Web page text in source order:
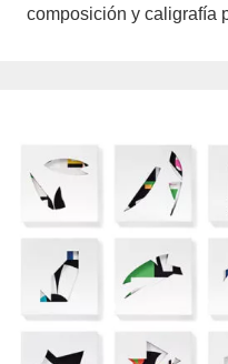
composición y caligrafía